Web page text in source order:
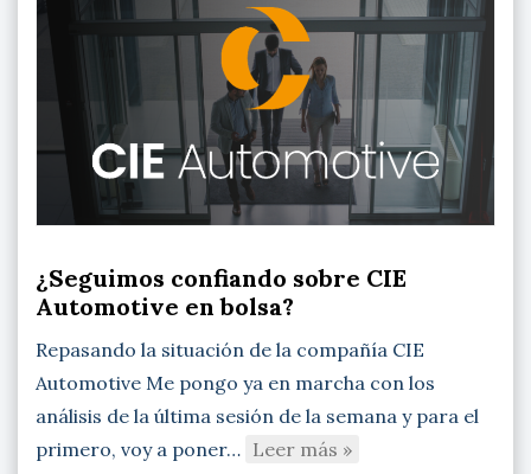
¿Seguimos confiando sobre CIE
Automotive en bolsa?
Repasando la situación de la compañía CIE
Automotive Me pongo ya en marcha con los
análisis de la última sesión de la semana y para el
primero, voy a poner… Leer más »